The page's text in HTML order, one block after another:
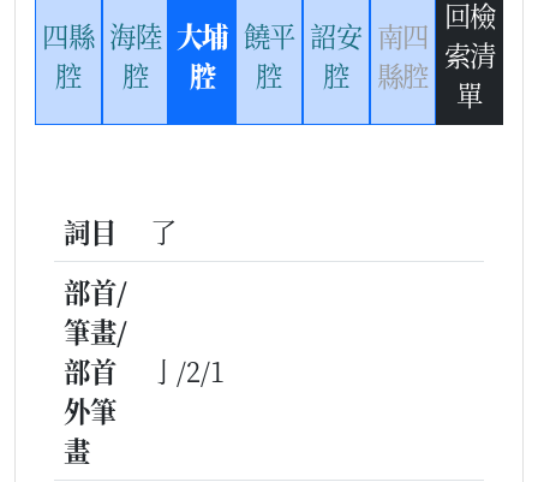
四縣
腔
海陸
腔
大埔
腔
饒平
腔
詔安
腔
南四
縣腔
回檢
索清
單
詞目
了
部首/
筆畫/
部首
外筆
畫
亅/2/1